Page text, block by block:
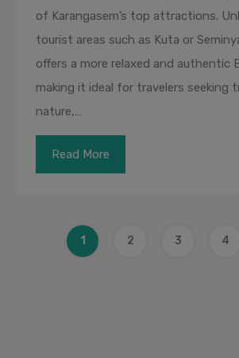
of Karangasem’s top attractions.
tourist areas such as Kuta or
offers a more relaxed and authentic
making it ideal for travelers seeking
nature,…
Read More
1 2 3 4